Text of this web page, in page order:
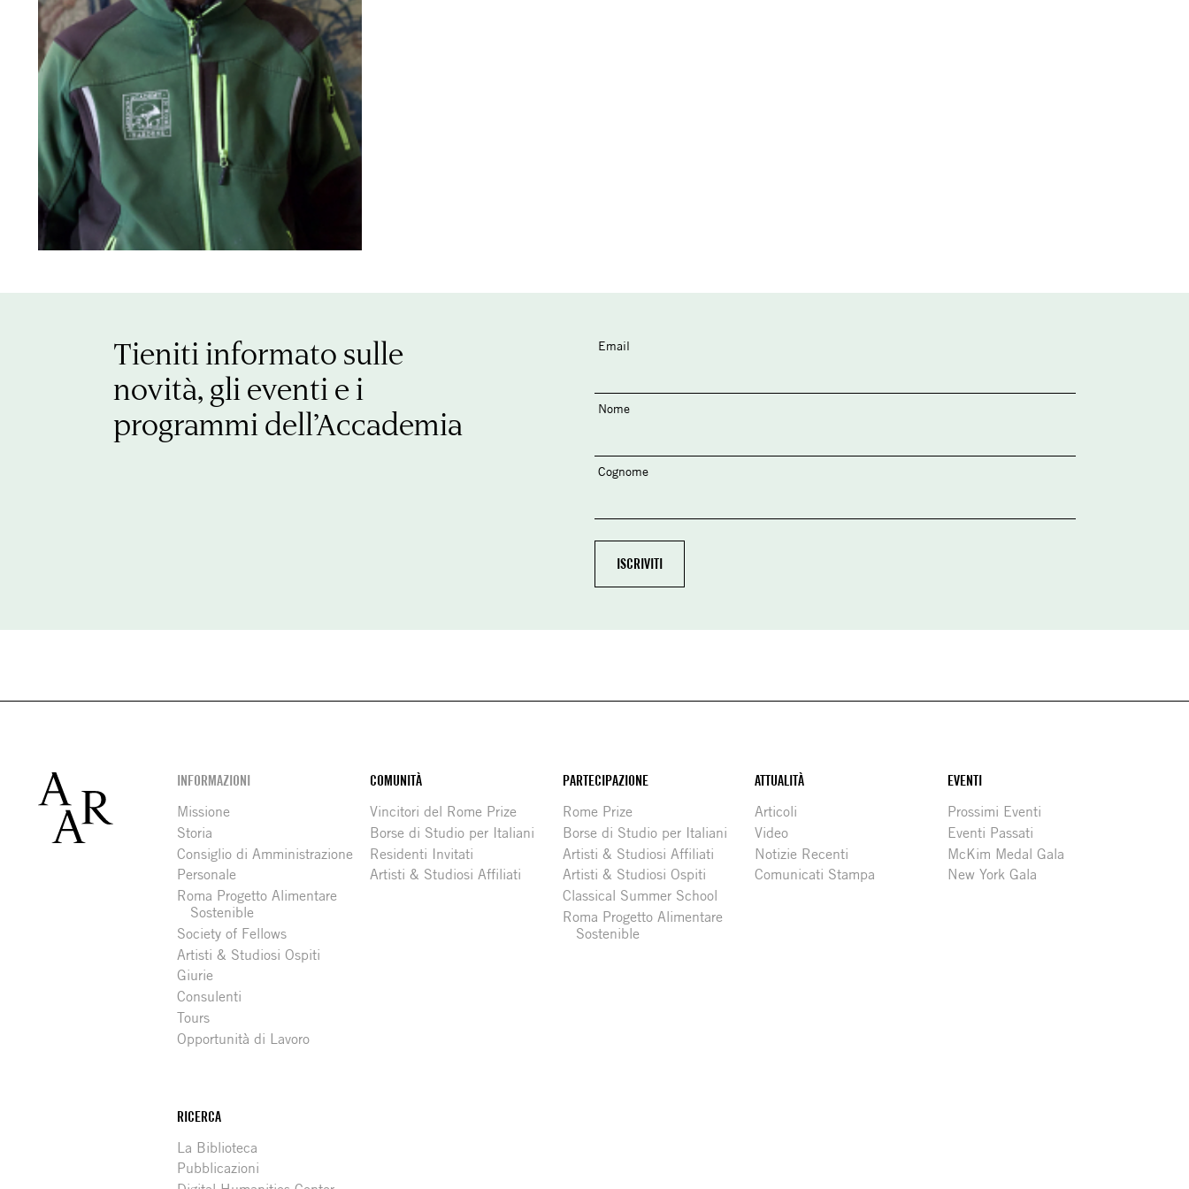
Tieniti informato sulle
novità, gli eventi e i
programmi dell’Accademia
Email
Nome
Cognome
Footer
INFORMAZIONI
Missione
Storia
Consiglio di Amministrazione
Personale
Roma Progetto Alimentare
Sostenible
Society of Fellows
Artisti & Studiosi Ospiti
Giurie
Consulenti
Tours
Opportunità di Lavoro
COMUNITÀ
Vincitori del Rome Prize
Borse di Studio per Italiani
Residenti Invitati
Artisti & Studiosi Affiliati
PARTECIPAZIONE
Rome Prize
Borse di Studio per Italiani
Artisti & Studiosi Affiliati
Artisti & Studiosi Ospiti
Classical Summer School
Roma Progetto Alimentare
Sostenible
ATTUALITÀ
Articoli
Video
Notizie Recenti
Comunicati Stampa
EVENTI
Prossimi Eventi
Eventi Passati
McKim Medal Gala
New York Gala
RICERCA
La Biblioteca
Pubblicazioni